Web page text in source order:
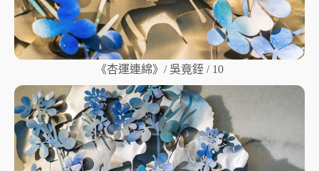
《杏運連綿》/ 吳竟銍 / 10